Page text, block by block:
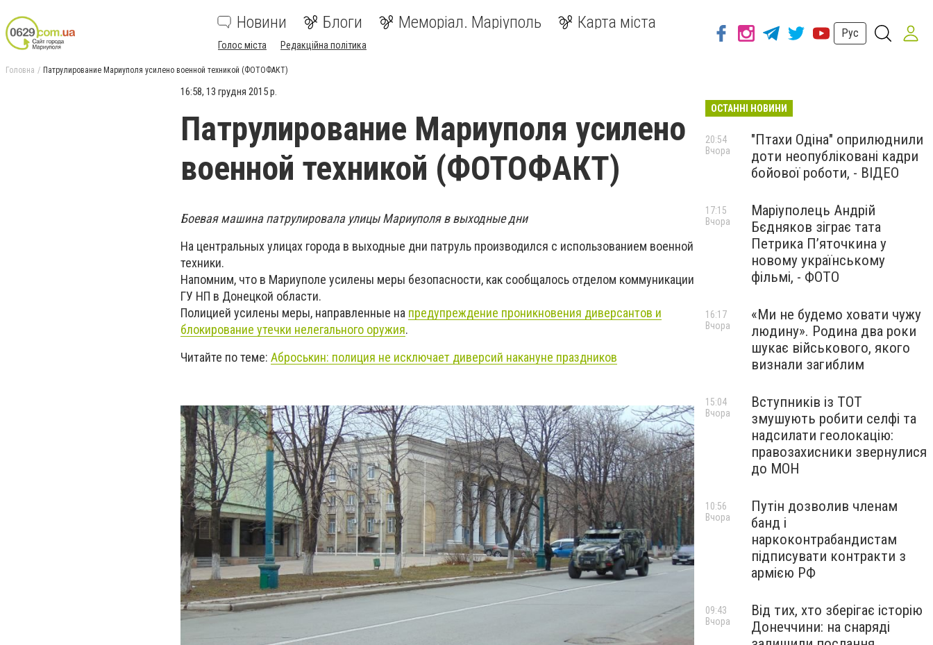
Новини Блоги Меморіал. Маріуполь Карта міста
Голос міста Редакційна політика
Рус
Головна Патрулирование Мариуполя усилено военной техникой (ФОТОФАКТ)
16:58, 13 грудня 2015 р.
Патрулирование Мариуполя усилено
военной техникой (ФОТОФАКТ)
Боевая машина патрулировала улицы Мариуполя в выходные дни
На центральных улицах города в выходные дни патруль производился с использованием военной
техники.
Напомним, что в Мариуполе усилены меры безопасности, как сообщалось отделом коммуникации
ГУ НП в Донецкой области.
Полицией усилены меры, направленные на предупреждение проникновения диверсантов и
блокирование утечки нелегального оружия.
Читайте по теме: Аброськин: полиция не исключает диверсий накануне праздников
ОСТАННІ НОВИНИ
"Птахи Одіна" оприлюднили
доти неопубліковані кадри
бойової роботи, - ВІДЕО
20:54
Вчора
Маріуполець Андрій
Бєдняков зіграє тата
Петрика П’яточкина у
новому українському
фільмі, - ФОТО
17:15
Вчора
«Ми не будемо ховати чужу
людину». Родина два роки
шукає військового, якого
визнали загиблим
16:17
Вчора
Вступників із ТОТ
змушують робити селфі та
надсилати геолокацію:
правозахисники звернулися
до МОН
15:04
Вчора
Путін дозволив членам
банд і
наркоконтрабандистам
підписувати контракти з
армією РФ
10:56
Вчора
Від тих, хто зберігає історію
Донеччини: на снаряді
09:43
Вчора